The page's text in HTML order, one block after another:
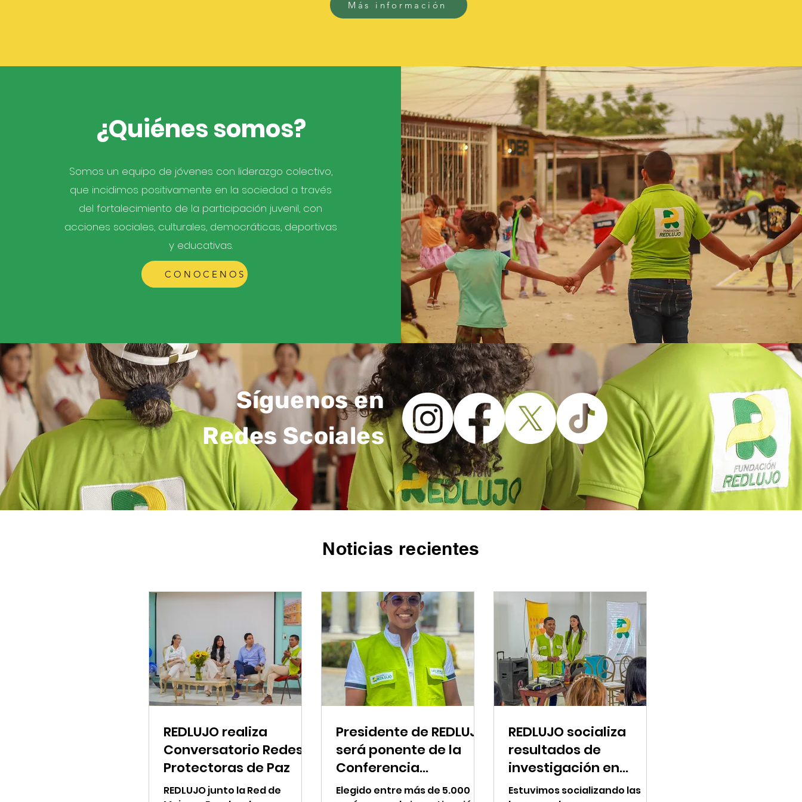
Más información
¿Quiénes somos?
Somos un equipo de jóvenes con liderazgo colectivo,
que incidimos positivamente en la sociedad a través
del fortalecimiento de la participación juvenil, con
acciones sociales, culturales, democráticas, deportivas
y educativas.
CONOCENOS
Síguenos en
Redes Scoiales
Noticias recientes
REDLUJO realiza
Conversatorio Redes
Protectoras de Paz
REDLUJO junto la Red de
Presidente de REDLUJO
será ponente de la
Conferencia
Internacional sobre
Elegido entre más de 5.000
REDLUJO socializa
resultados de
investigación en
Riohacha
Estuvimos socializando las